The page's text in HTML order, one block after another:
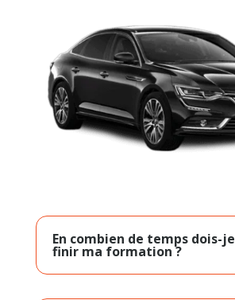
En combien de temps dois-je
finir ma formation ?